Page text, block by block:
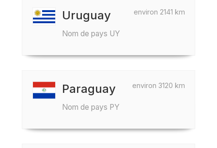
environ 2141 km
Uruguay
Nom de pays UY
environ 3120 km
Paraguay
Nom de pays PY